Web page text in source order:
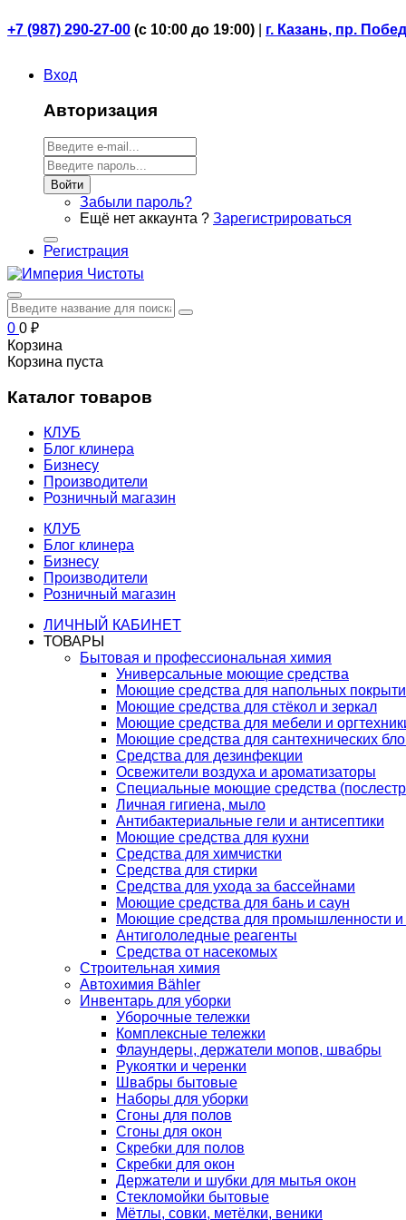
+7 (987) 290-27-00 (с 10:00 до 19:00) г. Казань, пр.
Вход
Авторизация
Войти
Забыли пароль?
Ещё нет аккаунта ? Зарегистрироваться
Регистрация
0 0 ₽
Корзина
Корзина пуста
Каталог товаров
КЛУБ
Блог клинера
Бизнесу
Производители
Розничный магазин
КЛУБ
Блог клинера
Бизнесу
Производители
Розничный магазин
ЛИЧНЫЙ КАБИНЕТ
ТОВАРЫ
Бытовая и профессиональная химия
Универсальные моющие средства
Моющие средства для напольных
Моющие средства для стёкол и зеркал
Моющие средства для мебели и
Моющие средства для сантехнических
Средства для дезинфекции
Освежители воздуха и ароматизаторы
Специальные моющие средства
Личная гигиена, мыло
Антибактериальные гели и антисептики
Моющие средства для кухни
Средства для химчистки
Средства для стирки
Средства для ухода за бассейнами
Моющие средства для бань и саун
Моющие средства для промышленности и
Антигололедные реагенты
Средства от насекомых
Строительная химия
Автохимия Bähler
Инвентарь для уборки
Уборочные тележки
Комплексные тележки
Флаундеры, держатели мопов, швабры
Рукоятки и черенки
Швабры бытовые
Наборы для уборки
Сгоны для полов
Сгоны для окон
Скребки для полов
Скребки для окон
Держатели и шубки для мытья окон
Стекломойки бытовые
Мётлы, совки, метёлки, веники